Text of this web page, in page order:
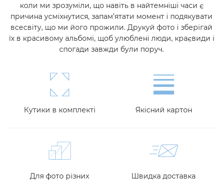
коли ми зрозуміли, що навіть в найтемніші часи є
причина усміхнутися, запам’ятати момент і подякувати
всесвіту, що ми його прожили. Друкуй фото і зберігай
їх в красивому альбомі, щоб улюблені люди, краєвиди і
спогади завжди були поруч.
Кутики в комплекті Якісний картон
Для фото різних
Швидка доставка